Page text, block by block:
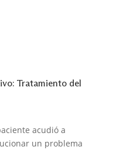
Tratamiento del
acudió a
un problema